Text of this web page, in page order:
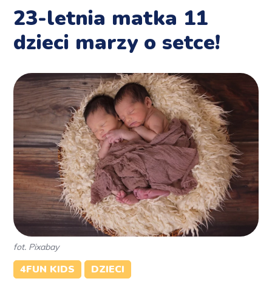
23-letnia matka 11
dzieci marzy o setce!
fot. Pixabay
4FUN KIDS DZIECI